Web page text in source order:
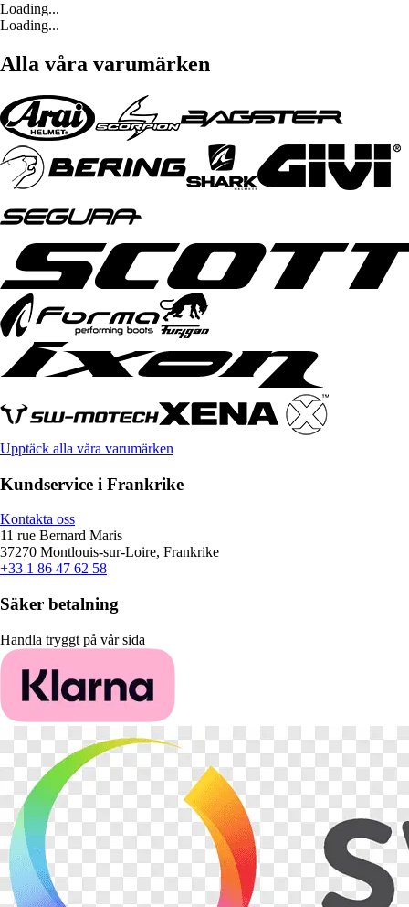
Loading...
Loading...
Alla våra varumärken
Upptäck alla våra varumärken
Kundservice i Frankrike
Kontakta oss
11 rue Bernard Maris
37270 Montlouis-sur-Loire, Frankrike
+33 1 86 47 62 58
Säker betalning
Handla tryggt på vår sida